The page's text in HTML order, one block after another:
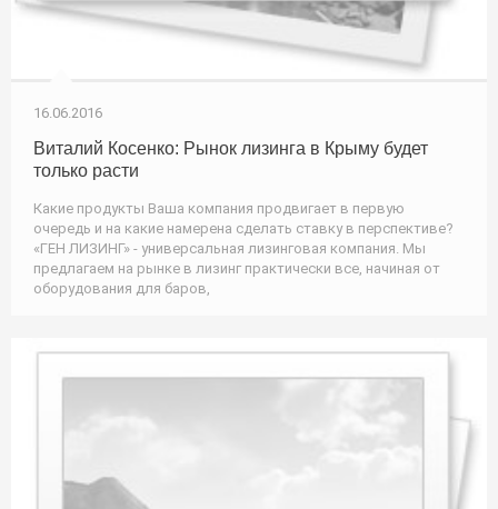
16.06.2016
Виталий Косенко: Рынок лизинга в Крыму будет
только расти
Какие продукты Ваша компания продвигает в первую
очередь и на какие намерена сделать ставку в перспективе?
«ГЕН ЛИЗИНГ» - универсальная лизинговая компания. Мы
предлагаем на рынке в лизинг практически все, начиная от
оборудования для баров,